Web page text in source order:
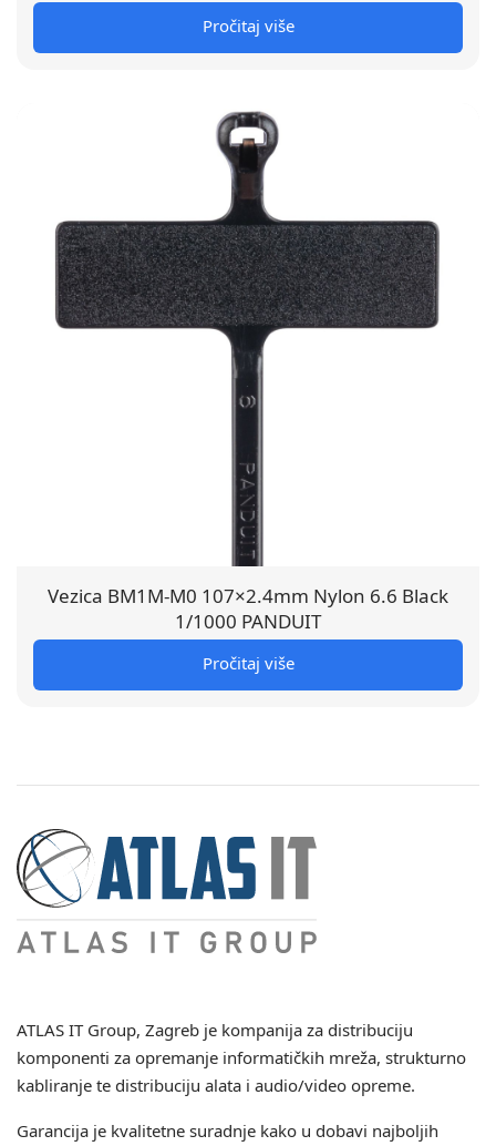
Pročitaj više
Vezica BM1M-M0 107×2.4mm Nylon 6.6 Black
1/1000 PANDUIT
Pročitaj više
ATLAS IT Group, Zagreb je kompanija za distribuciju
komponenti za opremanje informatičkih mreža, strukturno
kabliranje te distribuciju alata i audio/video opreme.
Garancija je kvalitetne suradnje kako u dobavi najboljih